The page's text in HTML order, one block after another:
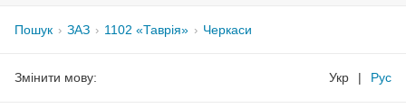
Пошук ЗАЗ 1102 «Таврія» Черкаси
Змінити мову: Укр | Рус